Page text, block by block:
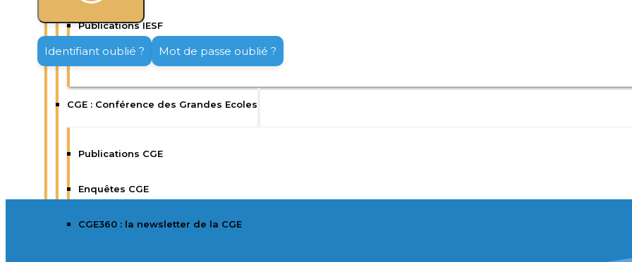
Publications IESF
CGE : Conférence des Grandes Ecoles
Publications CGE
Enquêtes CGE
CGE360 : la newsletter de la CGE
Identifiant oublié ? Mot de passe oublié ?